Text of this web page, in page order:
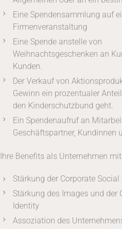
Eine Spendensammlung auf
Firmenveranstaltung
Eine Spende anstelle von
Weihnachtsgeschenken an
Kunden.
Der Verkauf von
Gewinn ein prozentualer
den Kinderschutzbund geht.
Ein Spendenaufruf an
Geschäftspartner, Kundinnen
Ihre Benefits als Unternehmen
Stärkung der Corporate
Stärkung des Images und der
Identity
Assoziation des